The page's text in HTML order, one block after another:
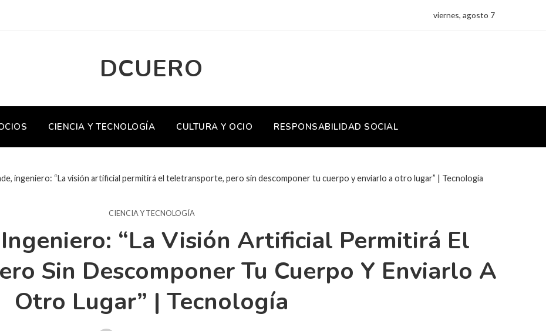
viernes, agosto 7
DCUERO
CIENCIA Y TECNOLOGÍA CULTURA Y OCIO RESPONSABILIDAD SOCIAL
ingeniero: “La visión artificial permitirá el teletransporte, pero sin descomponer tu cuerpo y enviarlo a otro lugar” | Tecnología
CIENCIA Y TECNOLOGÍA
“La Visión Artificial Permitirá El
Sin Descomponer Tu Cuerpo Y Enviarlo A
Otro Lugar” | Tecnología